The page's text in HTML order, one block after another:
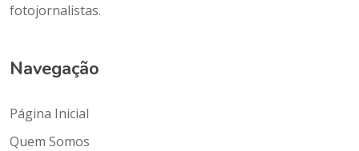
fotojornalistas.
Navegação
Página Inicial
Quem Somos